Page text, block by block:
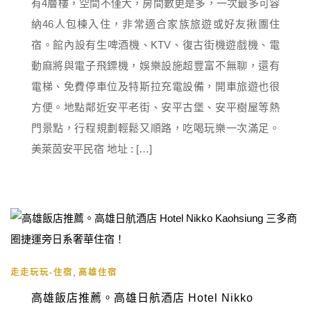
有4層樓，空間不僅大，房間數更是多，一次最多可容
納46人包棟入住，非常適合家族旅遊或好友揪團住
宿。館內設有生啤酒機、KTV、復古街機遊戲機、電
動麻將與電子飛鏢機，娛樂設施超豐富不無聊，還有
電梯、免費停車位及特斯拉充電設備，開車旅遊也很
方便。地點鄰近安平老街、安平古堡、安平樹屋等熱
門景點，行程規劃輕鬆又順路，吃喝玩樂一次滿足。
美萊茵安平民宿 地址 : […]
走走玩玩-住宿 高雄住宿
高雄飯店推薦。高雄日航酒店 Hotel Nikko